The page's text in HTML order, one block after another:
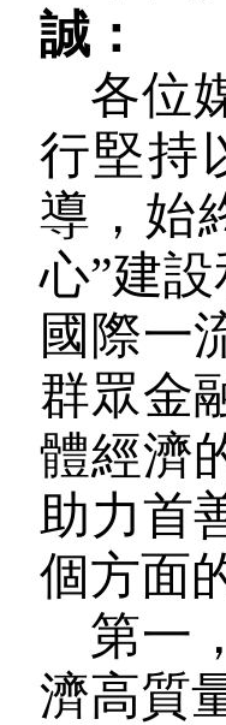
誠：
各位
行堅持
導，始
心”建
國際一
群眾金
體經濟
助力首
個方面
第一
濟高質